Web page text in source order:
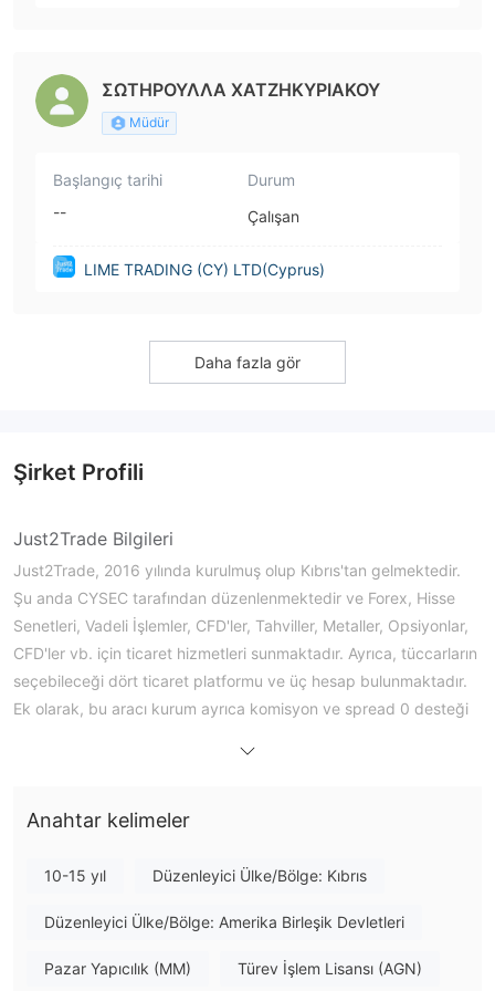
ΣΩΤΗΡΟΥΛΛΑ ΧΑΤΖΗΚΥΡΙΑΚΟΥ
Müdür
Başlangıç tarihi
--
Durum
Çalışan
LIME TRADING (CY) LTD(Cyprus)
Daha fazla gör
Şirket Profili
Just2Trade Bilgileri
Just2Trade, 2016 yılında kurulmuş olup Kıbrıs'tan gelmektedir.
Şu anda CYSEC tarafından düzenlenmektedir ve Forex, Hisse
Senetleri, Vadeli İşlemler, CFD'ler, Tahviller, Metaller, Opsiyonlar,
CFD'ler vb. için ticaret hizmetleri sunmaktadır. Ayrıca, tüccarların
seçebileceği dört ticaret platformu ve üç hesap bulunmaktadır.
Ek olarak, bu aracı kurum ayrıca komisyon ve spread 0 desteği
Just2Trade üzerinde ne işlem yapabilirim?
Just2Trade üzerinde, tüccarlar 60'dan fazla Forex çifti
vadeli işlem, çeşitlibonolarile işlem yapabilirler. Ayrıca ABD
Anahtar kelimeler
10-15 yıl Düzenleyici Ülke/Bölge: Kıbrıs
Düzenleyici Ülke/Bölge: Amerika Birleşik Devletleri
Pazar Yapıcılık (MM) Türev İşlem Lisansı (AGN)